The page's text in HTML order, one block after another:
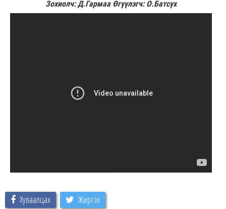
Зохиолч: Д.Гармаа Өгүүлэгч: О.Батсүх
Хуваалцах Жиргэх